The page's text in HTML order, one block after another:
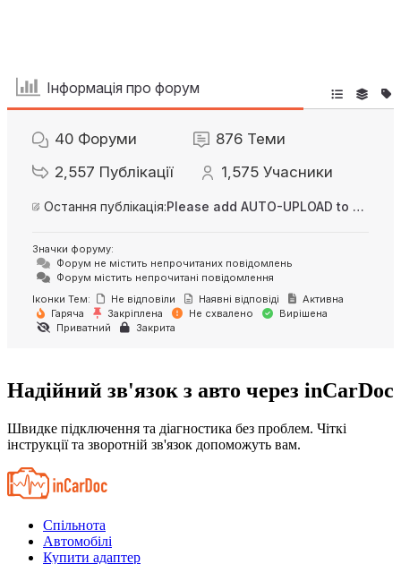
Інформація про форум
40 Форуми 876 Теми
2,557 Публікації 1,575 Учасники
Остання публікація: Please add AUTO-UPLOAD to server option + 2FA/MFA
Значки форуму:
Форум не містить непрочитаних повідомлень
Форум містить непрочитані повідомлення
Іконки Тем:
Не відповіли Наявні відповіді
Активна
Гаряча
Закріплена Не схвалено
Вирішена
Приватний
Закрита
Надійний зв'язок з авто через inCarDoc
Швидке підключення та діагностика без проблем. Чіткі
інструкції та зворотній зв'язок допоможуть вам.
Спільнота
Автомобілі
Купити адаптер